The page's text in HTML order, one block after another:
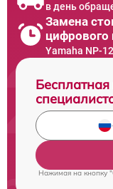
в день
Замена
цифрового
Yamaha NP-
Нажимая на кнопку